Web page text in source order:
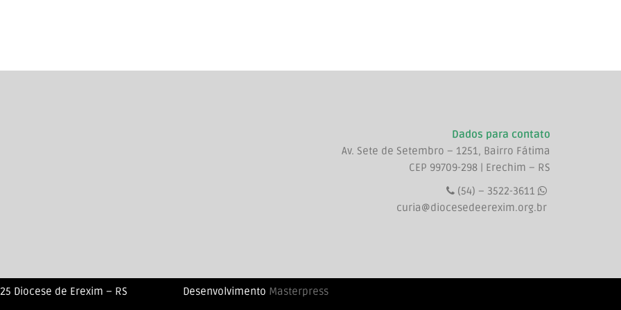
Dados para contato
Av. Sete de Setembro – 1251, Bairro Fátima
CEP 99709-298 | Erechim – RS
(54) – 3522-3611
curia@diocesedeerexim.org.br
Diocese de Erexim – RS Desenvolvimento Masterpress